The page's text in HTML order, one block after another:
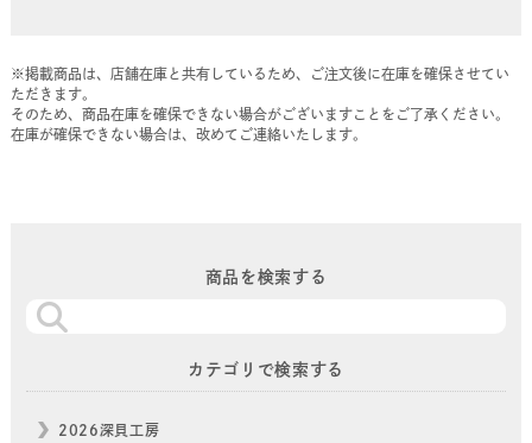
※掲載商品は、店舗在庫と共有しているため、ご注文後に在庫を確保させてい
ただきます。
そのため、商品在庫を確保できない場合がございますことをご了承ください。
在庫が確保できない場合は、改めてご連絡いたします。
商品を検索する
カテゴリで検索する
2026深貝工房